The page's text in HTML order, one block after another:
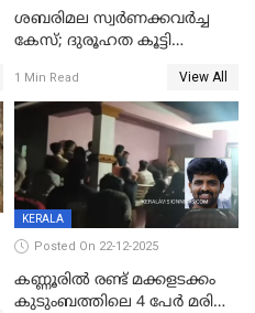
ശബരിമല സ്വര്‍ണക്കവര്‍ച്ച
കേസ്; ദുരൂഹത കൂട്ടി
1 Min Read View All
KERALA
Posted On 22-12-2025
കണ്ണൂരിൽ രണ്ട് മക്കളടക്കം
കുടുംബത്തിലെ 4 പേർ മരിച്ച